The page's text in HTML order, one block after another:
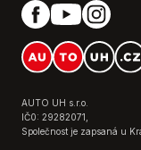
Multifunkční
Originál
Palubní
Parkovací
Parkovací
Parkovací
Plní 'EURO
AUTO UH s.r.o.
IČ0: 29282071,
Společnost je zapsaná u